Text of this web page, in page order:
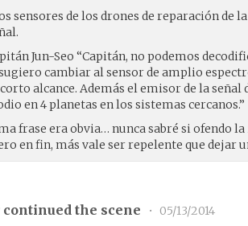
sensores de los drones de reparación de
Jun-Seo “Capitán, no podemos
cambiar al sensor de amplio
alcance. Además el emisor de la señal
en 4 planetas en los sistemas cercanos.”
frase era obvia… nunca sabré si ofendo
en fin, más vale ser repelente que dejar
the scene •
05/13/2014